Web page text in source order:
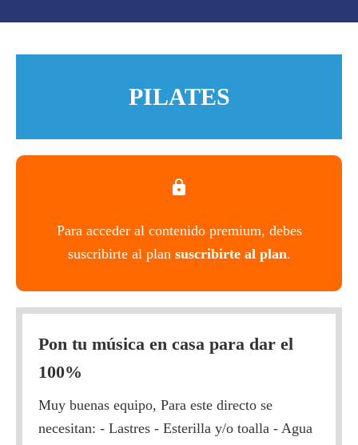
PILATES
Para acceder al contenido premium, debes
suscribirte al plan suscribirte al plan.
Pon tu música en casa para dar el
100%
Muy buenas equipo, Para este directo se
necesitan: - Lastres - Esterilla y/o toalla - Agua